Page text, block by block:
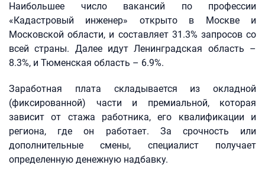
Наибольшее число вакансий по профессии
«Кадастровый инженер» открыто в Москве и
Московской области, и составляет 31.3% запросов со
всей страны. Далее идут Ленинградская область –
8.3%, и Тюменская область – 6.9%.
Заработная плата складывается из окладной
(фиксированной) части и премиальной, которая
зависит от стажа работника, его квалификации и
региона, где он работает. За срочность или
дополнительные смены, специалист получает
определенную денежную надбавку.